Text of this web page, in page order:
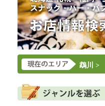
鵡川 >